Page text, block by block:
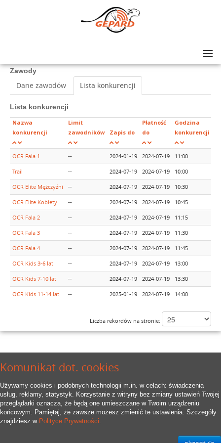
Komunikat dot. cookies
Używamy cookies i podobnych technologii m.in. w celach: świadczenia
usług, reklamy, statystyk. Korzystanie z witryny bez zmiany ustawień Twojej
przeglądarki oznacza, że będą one umieszczane w Twoim urządzeniu
końcowym. Pamiętaj, że zawsze możesz zmienić te ustawienia. Szczegóły
znajdziesz w Polityce Prywatności.
Zawody
Dane zawodów Lista konkurencji
Lista konkurencji
Nazwa
konkurencji
Limit
zawodników
Zapis do
Płatność
do
Godzina
konkurencji
OCR Fala 1 -- 2024-01-19 2024-07-19 11:00
Trail -- 2024-07-19 2024-07-19 10:00
OCR Elite Mężczyźni -- 2024-07-19 2024-07-19 10:30
OCR Elite Kobiety -- 2024-07-19 2024-07-19 10:45
OCR Fala 2 -- 2024-07-19 2024-07-19 11:15
OCR Fala 3 -- 2024-07-19 2024-07-19 11:30
OCR Fala 4 -- 2024-07-19 2024-07-19 11:45
OCR Kids 3-6 lat -- 2024-07-19 2024-07-19 13:00
OCR Kids 7-10 lat -- 2024-07-19 2024-07-19 13:30
OCR Kids 11-14 lat -- 2025-01-19 2024-07-19 14:00
Liczba rekordów na stronie: